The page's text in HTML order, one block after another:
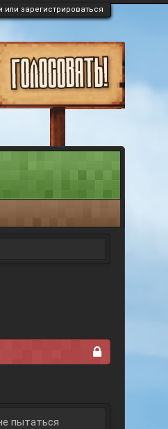
или зарегистрироваться
пытаться